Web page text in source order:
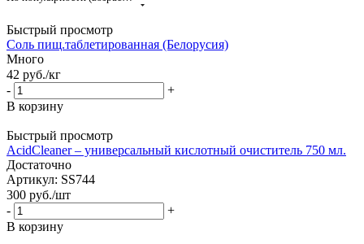
Быстрый просмотр
Соль пищ.таблетированная (Белорусия)
Много
42 руб./кг
-
+
В корзину
Быстрый просмотр
AcidCleaner – универсальный кислотный очиститель 750 мл.
Достаточно
Артикул: SS744
300 руб./шт
-
+
В корзину